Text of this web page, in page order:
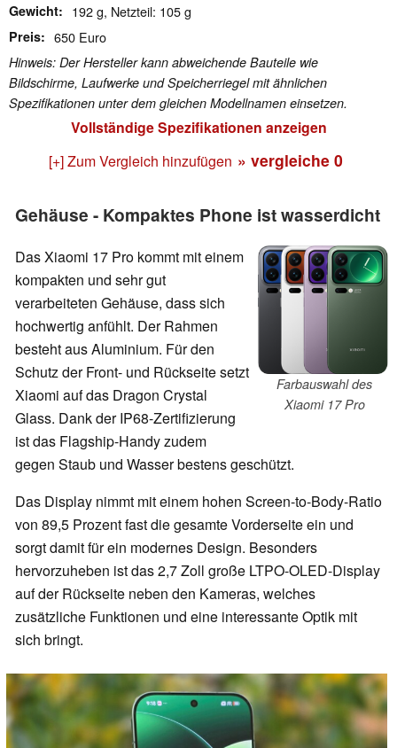
Gewicht 192 g, Netzteil: 105 g
Preis 650 Euro
Hinweis: Der Hersteller kann abweichende Bauteile wie
Bildschirme, Laufwerke und Speicherriegel mit ähnlichen
Spezifikationen unter dem gleichen Modellnamen einsetzen.
Vollständige Spezifikationen anzeigen
[+] Zum Vergleich hinzufügen » vergleiche 0
Gehäuse - Kompaktes Phone ist wasserdicht
Farbauswahl des
Xiaomi 17 Pro
Das Xiaomi 17 Pro kommt mit einem
kompakten und sehr gut
verarbeiteten Gehäuse, dass sich
hochwertig anfühlt. Der Rahmen
besteht aus Aluminium. Für den
Schutz der Front- und Rückseite setzt
Xiaomi auf das Dragon Crystal
Glass. Dank der IP68-Zertifizierung
ist das Flagship-Handy zudem
gegen Staub und Wasser bestens geschützt.
Das Display nimmt mit einem hohen Screen-to-Body-Ratio
von 89,5 Prozent fast die gesamte Vorderseite ein und
sorgt damit für ein modernes Design. Besonders
hervorzuheben ist das 2,7 Zoll große LTPO-OLED-Display
auf der Rückseite neben den Kameras, welches
zusätzliche Funktionen und eine interessante Optik mit
sich bringt.